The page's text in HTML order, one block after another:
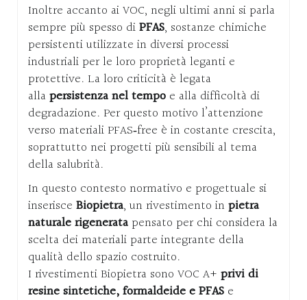
Inoltre accanto ai VOC, negli ultimi anni si parla
sempre più spesso diPFAS, sostanze chimiche
persistenti utilizzate in diversi processi
industriali per le loro proprietà leganti e
protettive. La loro criticità è legata
alla persistenza nel tempo e alla difficoltà di
degradazione. Per questo motivo l’attenzione
verso materiali PFAS‑free è in costante crescita,
soprattutto nei progetti più sensibili al tema
della salubrità.
In questo contesto normativo e progettuale si
inserisce Biopietra, un rivestimento in pietra
naturale rigenerata pensato per chi considera la
scelta dei materiali parte integrante della
qualità dello spazio costruito.
I rivestimenti Biopietra sono VOC A+ privi di
resine sintetiche, formaldeide e PFAS e